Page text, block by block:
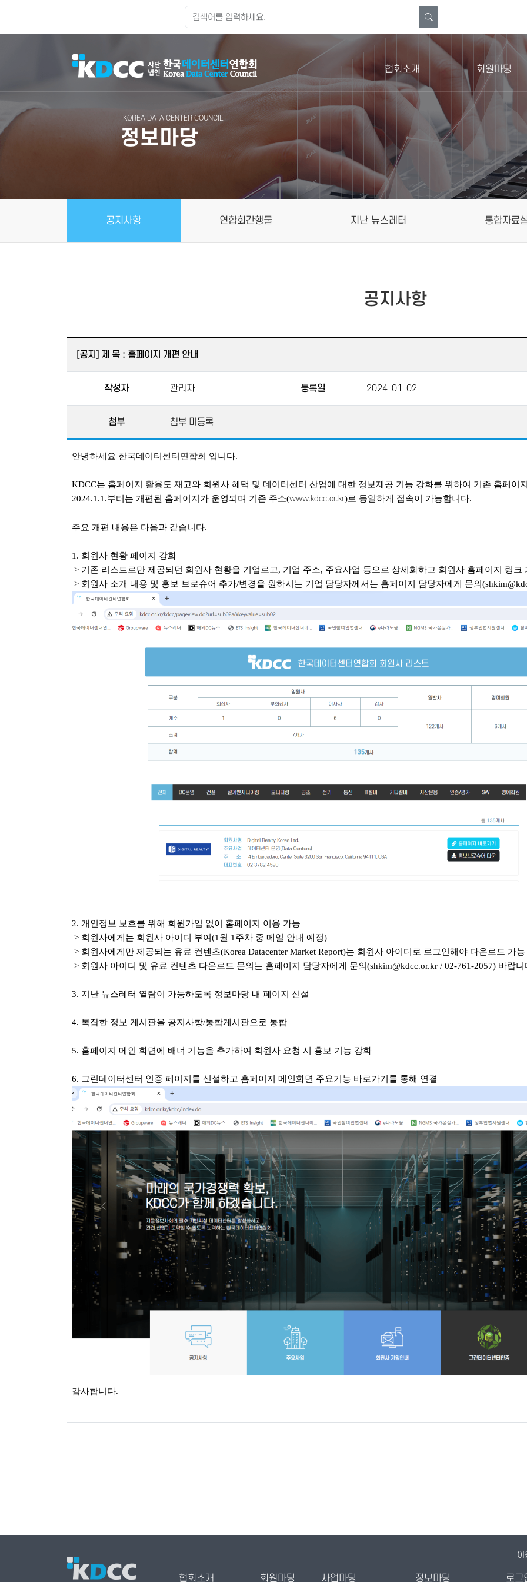
협회소개 회원마당
KOREA DATA CENTER COUNCIL
정보마당
공지사항 연합회간행물 지난 뉴스레터 통합자료
공지사항
[공지] 제 목 : 홈페이지 개편 안내
작성자 관리자 등록일 2024-01-02
첨부 첨부 미등록
​안녕하세요 한국데이터센터연합회 입니다.
KDCC는 홈페이지 활용도 재고와 회원사 혜택 및 데이터센터 산업에 대한 정보제공 기능 강화를 위하여 기존 홈페이
2024.1.1.부터는 개편된 홈페이지가 운영되며 기존 주소(www.kdcc.or.kr)로 동일하게 접속이 가능합니다.
주요 개편 내용은 다음과 같습니다.
1. 회원사 현황 페이지 강화
> 기존 리스트로만 제공되던 회원사 현황을 기업로고, 기업 주소, 주요사업 등으로 상세화하고 회원사 홈페이지 링
> 회원사 소개 내용 및 홍보 브로슈어 추가/변경을 원하시는 기업 담당자께서는 홈페이지 담당자에게 문의
2. 개인정보 보호를 위해 회원가입 없이 홈페이지 이용 가능
> 회원사에게는 회원사 아이디 부여(1월 1주차 중 메일 안내 예정)
> 회원사에게만 제공되는 유료 컨텐츠(Korea Datacenter Market Report)는 회원사 아이디로 로그인해야 다운로드 가능
> 회원사 아이디 및 유료 컨텐츠 다운로드 문의는 홈페이지 담당자에게 문의(shkim@kdcc.or.kr / 02-761-2057) 바랍니
3. 지난 뉴스레터 열람이 가능하도록 정보마당 내 페이지 신설
4. 복잡한 정보 게시판을 공지사항/통합게시판으로 통합
5. 홈페이지 메인 화면에 배너 기능을 추가하여 회원사 요청 시 홍보 기능 강화
6. 그린데이터센터 인증 페이지를 신설하고 홈페이지 메인화면 주요기능 바로가기를 통해 연결
감사합니다.
이
협회소개 회원마당 사업마당 정보마당 로그